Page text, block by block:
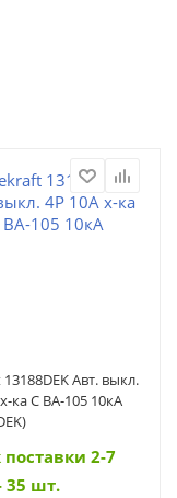
Авт. выкл.
ка C ВА-105 10кА
поставки 2-7
35 шт.